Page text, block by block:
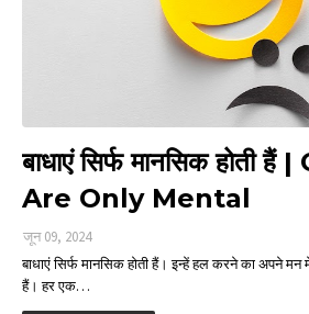
बाधाएं सिर्फ मानसिक होती
Are Only Mental
जून 09, 2024
बाधाएं सिर्फ मानसिक होती हैं। इन्हें हल करने का अपने
हैं। हर एक…